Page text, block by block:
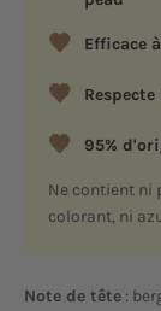
Efficace
95%
Ne contient ni
colorant, ni
Note de tête :